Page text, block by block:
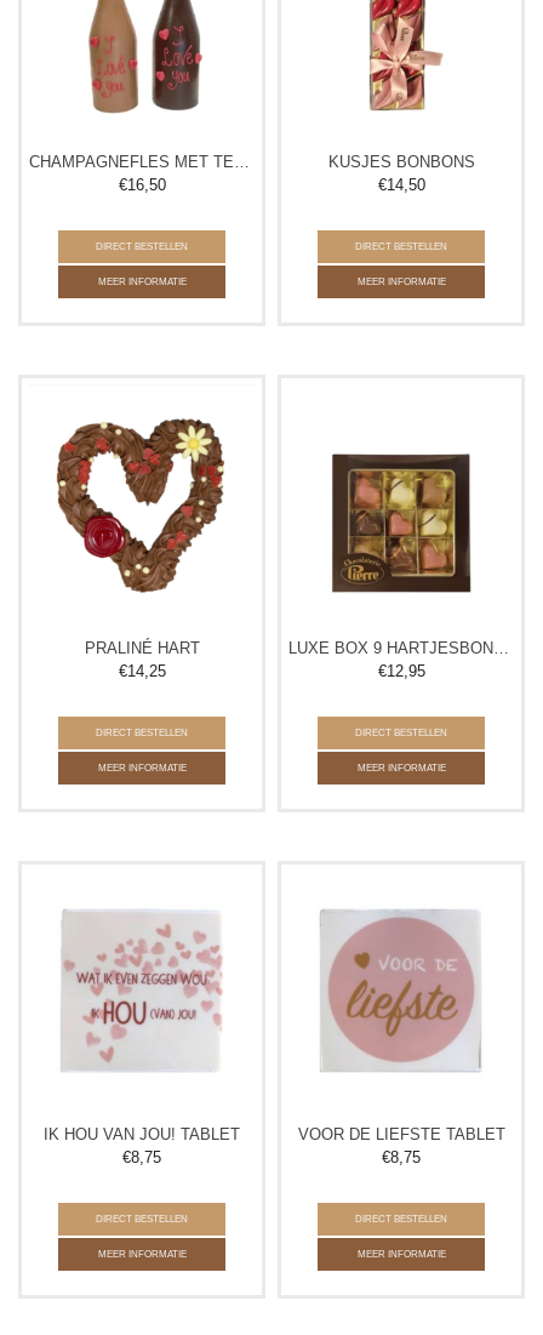
CHAMPAGNEFLES MET TEKST
€16,50
DIRECT BESTELLEN
MEER INFORMATIE
KUSJES BONBONS
€14,50
DIRECT BESTELLEN
MEER INFORMATIE
PRALINÉ HART
€14,25
DIRECT BESTELLEN
MEER INFORMATIE
LUXE BOX 9 HARTJESBONBONS
€12,95
DIRECT BESTELLEN
MEER INFORMATIE
IK HOU VAN JOU! TABLET
€8,75
DIRECT BESTELLEN
MEER INFORMATIE
VOOR DE LIEFSTE TABLET
€8,75
DIRECT BESTELLEN
MEER INFORMATIE